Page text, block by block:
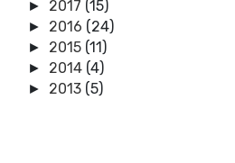
► 2017 (15)
► 2016 (24)
► 2015 (11)
► 2014 (4)
► 2013 (5)